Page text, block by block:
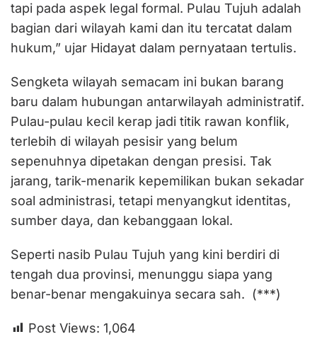
tapi pada aspek legal formal. Pulau Tujuh adalah
bagian dari wilayah kami dan itu tercatat dalam
hukum,” ujar Hidayat dalam pernyataan tertulis.
Sengketa wilayah semacam ini bukan barang
baru dalam hubungan antarwilayah administratif.
Pulau-pulau kecil kerap jadi titik rawan konflik,
terlebih di wilayah pesisir yang belum
sepenuhnya dipetakan dengan presisi. Tak
jarang, tarik-menarik kepemilikan bukan sekadar
soal administrasi, tetapi menyangkut identitas,
sumber daya, dan kebanggaan lokal.
Seperti nasib Pulau Tujuh yang kini berdiri di
tengah dua provinsi, menunggu siapa yang
benar-benar mengakuinya secara sah. (***)
Post Views: 1,064